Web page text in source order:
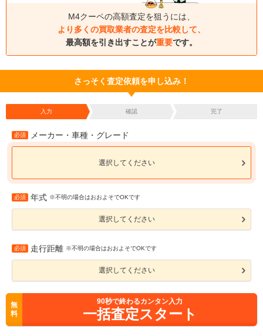
M4クーペの高額査定を狙うには、
より多くの買取業者の査定を比較して、
最高額を引き出すことが重要です。
さっそく査定依頼を申し込み！
入力 確認 完了
必須 メーカー・車種・グレード
選択してください
必須 年式 ※不明の場合はおおよそでOKです
選択してください
必須 走行距離 ※不明の場合はおおよそでOKです
選択してください
無
料
90秒で終わるカンタン入力
一括査定スタート